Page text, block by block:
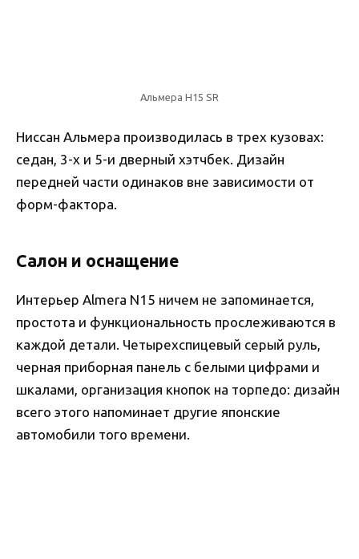
Альмера Н15 SR
Ниссан Альмера производилась в трех кузовах:
седан, 3-х и 5-и дверный хэтчбек. Дизайн
передней части одинаков вне зависимости от
форм-фактора.
Салон и оснащение
Интерьер Almera N15 ничем не запоминается,
простота и функциональность прослеживаются в
каждой детали. Четырехспицевый серый руль,
черная приборная панель с белыми цифрами и
шкалами, организация кнопок на торпедо: дизайн
всего этого напоминает другие японские
автомобили того времени.